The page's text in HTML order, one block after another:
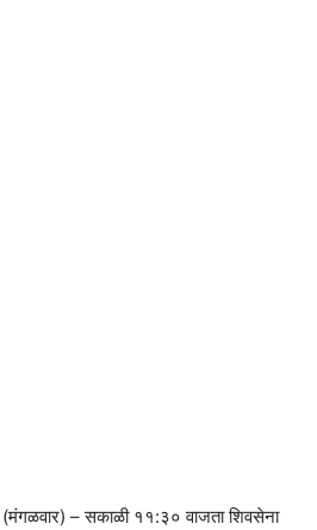
– सकाळी ११:३० वाजता शिवसेना